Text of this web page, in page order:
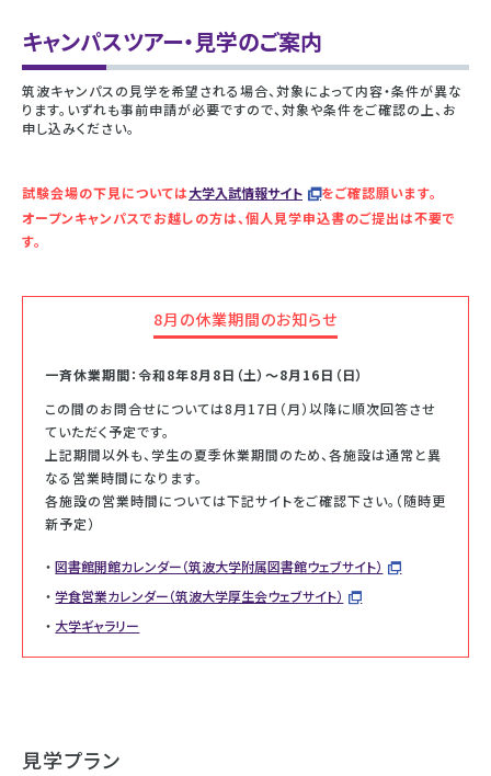
キャンパスツアー・見学のご案内
筑波キャンパスの見学を希望される場合、対象によって内容・条件が異な
ります。いずれも事前申請が必要ですので、対象や条件をご確認の上、お
申し込みください。
試験会場の下見については大学入試情報サイト
をご確認願います。
オープンキャンパスでお越しの方は、個人見学申込書のご提出は不要で
す。
8月の休業期間のお知らせ
一斉休業期間：令和8年8月8日（土）～8月16日（日）
この間のお問合せについては8月17日（月）以降に順次回答させ
ていただく予定です。
上記期間以外も、学生の夏季休業期間のため、各施設は通常と異
なる営業時間になります。
各施設の営業時間については下記サイトをご確認下さい。（随時更
新予定）
図書館開館カレンダー（筑波大学附属図書館ウェブサイト）
学食営業カレンダー（筑波大学厚生会ウェブサイト）
大学ギャラリー
見学プラン